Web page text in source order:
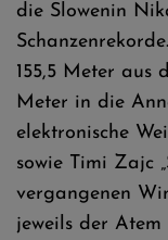
die Slowenin
155,5 Meter aus
Meter in die
elektronische
sowie Timi Zajc
vergangenen
jeweils der Atem